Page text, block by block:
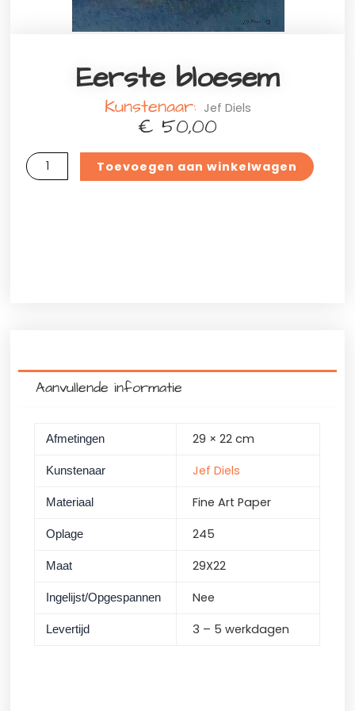
Eerste bloesem
Kunstenaar: Jef Diels
€ 50,00
Eerste
bloesem
Toevoegen aan winkelwagen
Aanvullende informatie
Afmetingen 29 × 22 cm
Kunstenaar Jef Diels
Materiaal Fine Art Paper
Oplage 245
Maat 29X22
Ingelijst/Opgespannen Nee
Levertijd 3 – 5 werkdagen